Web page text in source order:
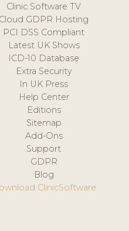
Clinic Software TV
Cloud GDPR Hosting
PCI DSS Compliant
Latest UK Shows
ICD-10 Database
Extra Security
In UK Press
Help Center
Editions
Sitemap
Add-Ons
Support
GDPR
Blog
ClinicSoftware